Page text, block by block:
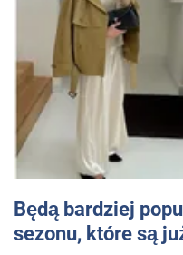
Będą bardziej
sezonu, które są